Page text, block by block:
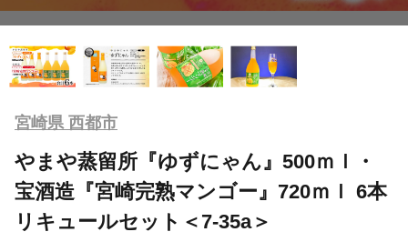
宮崎県 西都市
やまや蒸留所『ゆずにゃん』500ｍｌ・
宝酒造『宮崎完熟マンゴー』720ｍｌ 6本
リキュールセット＜7-35a＞